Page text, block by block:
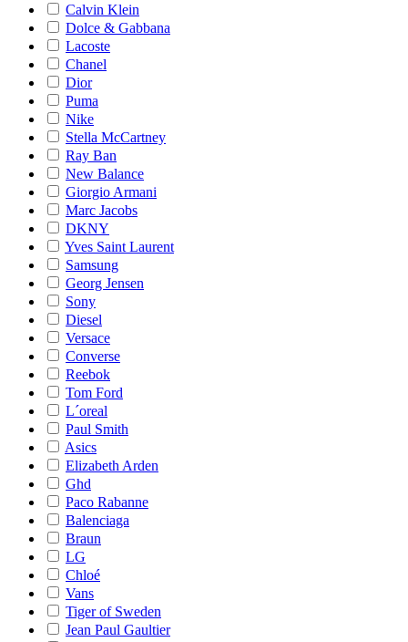
Calvin Klein
Dolce & Gabbana
Lacoste
Chanel
Dior
Puma
Nike
Stella McCartney
Ray Ban
New Balance
Giorgio Armani
Marc Jacobs
DKNY
Yves Saint Laurent
Samsung
Georg Jensen
Sony
Diesel
Versace
Converse
Reebok
Tom Ford
L´oreal
Paul Smith
Asics
Elizabeth Arden
Ghd
Paco Rabanne
Balenciaga
Braun
LG
Chloé
Vans
Tiger of Sweden
Jean Paul Gaultier